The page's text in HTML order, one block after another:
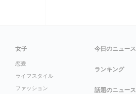
女子
恋愛
ライフスタイル
ファッション
今日のニュース
ランキング
話題のニュース